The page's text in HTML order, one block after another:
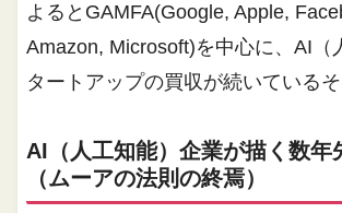
よるとGAMFA(Google, Apple,
Amazon, Microsoft)を中心に、AI（
タートアップの買収が続いているそ
AI（人工知能）企業が描く数年
（ムーアの法則の終焉）